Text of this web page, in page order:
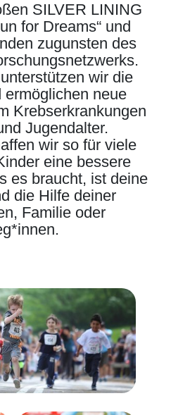
SILVER LINING
for Dreams“ und
zugunsten des
wir die
ermöglichen neue
Krebserkrankungen
Jugendalter.
wir so für viele
eine bessere
es braucht, ist deine
die Hilfe deiner
Familie oder